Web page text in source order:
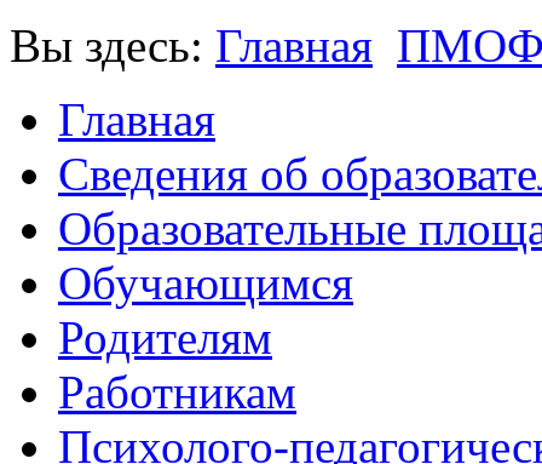
Вы здесь: Главная
Главная
Сведения об
Образовательные
Обучающимся
Родителям
Работникам
Психолого-